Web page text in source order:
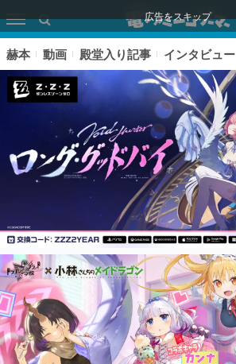
広告をスキップ
ピックアップ
電ファミのいま読まれている記事ランキング
アプリセール情報
赫本 動画 殿堂入り記事 インタビュー